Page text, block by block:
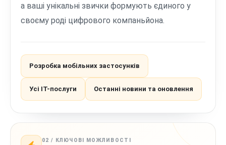
а ваші унікальні звички формують єдиного у
своєму роді цифрового компаньйона.
Розробка мобільних застосунків
Усі ІТ-послуги Останні новини та оновлення
02 / КЛЮЧОВІ МОЖЛИВОСТІ